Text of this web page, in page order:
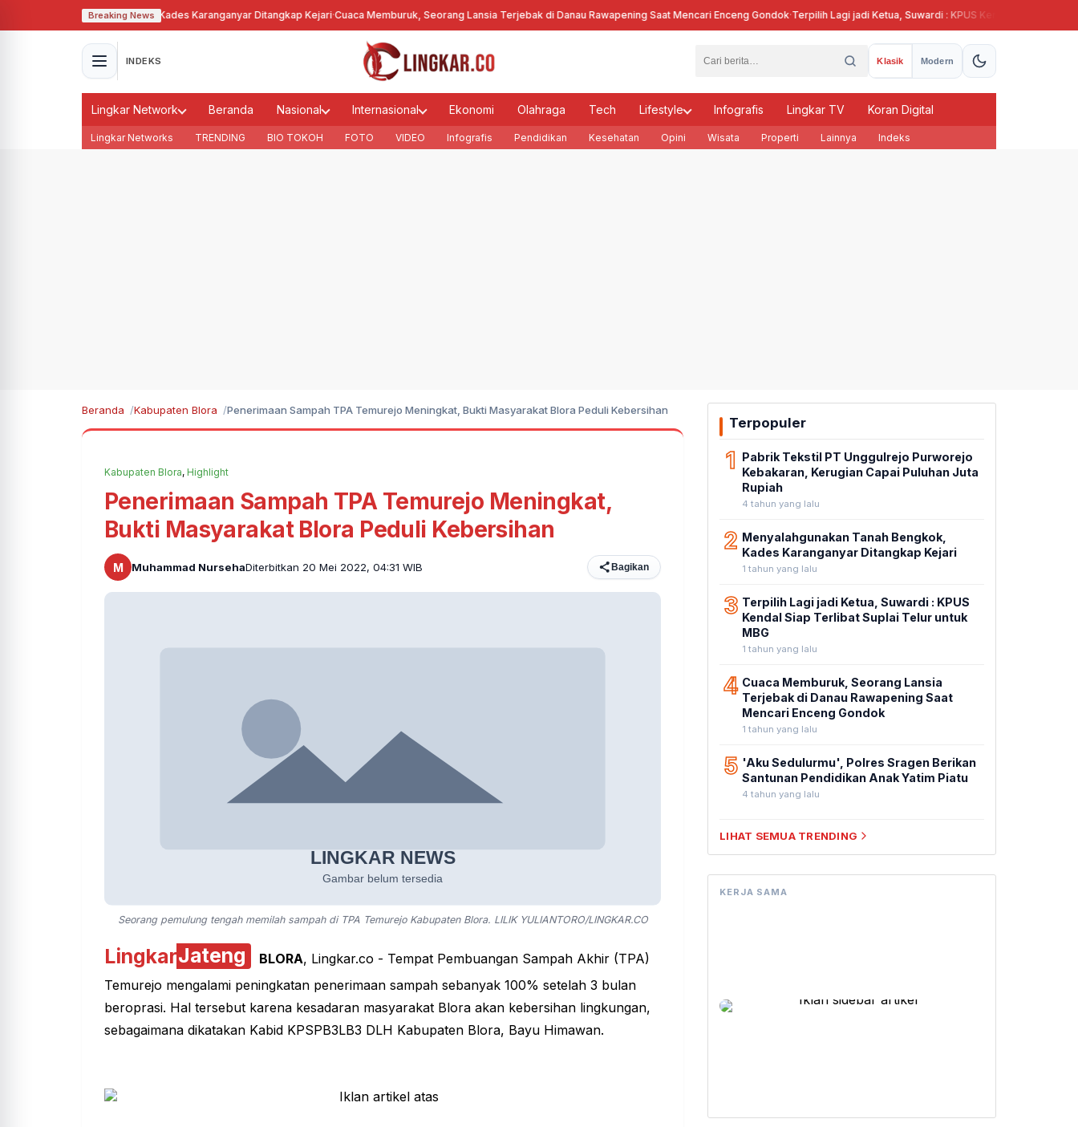
Breaking News
Tanah Bengkok, Kades Karanganyar Ditangkap Kejari· Cuaca Memburuk, Seorang Lansia Terjebak di Danau Rawapening Saat Mencari Enceng Gondok·Terpilih Lagi jadi Ketua, Suwardi : KPUS Kendal Siap Terlibat Suplai
INDEKS Klasik Modern
Lingkar Network Beranda Nasional Internasional Ekonomi Olahraga Tech Lifestyle Infografis Lingkar TV Koran Digital
Lingkar Networks TRENDING BIO TOKOH FOTO VIDEO Infografis Pendidikan Kesehatan Opini Wisata Properti Lainnya Indeks
Beranda Kabupaten Blora Penerimaan Sampah TPA Temurejo Meningkat, Bukti Masyarakat Blora Peduli Kebersihan
Kabupaten Blora, Highlight
Penerimaan Sampah TPA Temurejo Meningkat,
Bukti Masyarakat Blora Peduli Kebersihan
M Muhammad NursehaDiterbitkan 20 Mei 2022, 04:31 WIB Bagikan
Seorang pemulung tengah memilah sampah di TPA Temurejo Kabupaten Blora. LILIK YULIANTORO/LINGKAR.CO
LingkarJateng BLORA, Lingkar.co - Tempat Pembuangan Sampah Akhir (TPA)
Temurejo mengalami peningkatan penerimaan sampah sebanyak 100% setelah 3 bulan
beroprasi. Hal tersebut karena kesadaran masyarakat Blora akan kebersihan lingkungan,
sebagaimana dikatakan Kabid KPSPB3LB3 DLH Kabupaten Blora, Bayu Himawan.
Terpopuler
1 Pabrik Tekstil PT Unggulrejo Purworejo
Kebakaran, Kerugian Capai Puluhan Juta
Rupiah
4 tahun yang lalu
2 Menyalahgunakan Tanah Bengkok,
Kades Karanganyar Ditangkap Kejari
1 tahun yang lalu
3 Terpilih Lagi jadi Ketua, Suwardi : KPUS
Kendal Siap Terlibat Suplai Telur untuk
MBG
1 tahun yang lalu
4 Cuaca Memburuk, Seorang Lansia
Terjebak di Danau Rawapening Saat
Mencari Enceng Gondok
1 tahun yang lalu
5 'Aku Sedulurmu', Polres Sragen Berikan
Santunan Pendidikan Anak Yatim Piatu
4 tahun yang lalu
LIHAT SEMUA TRENDING
KERJA SAMA